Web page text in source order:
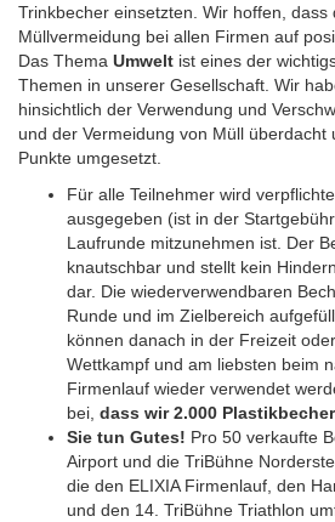
Trinkbecher einsetzten. Wir hoffen, dass
Müllvermeidung bei allen Firmen auf
Das Thema Umwelt ist eines der
Themen in unserer Gesellschaft. Wir
hinsichtlich der Verwendung und
und der Vermeidung von Müll überdacht
Punkte umgesetzt.
Für alle Teilnehmer wird
ausgegeben (ist in der
Laufrunde mitzunehmen ist. Der
knautschbar und stellt kein
dar. Die wiederverwendbaren
Runde und im Zielbereich
können danach in der Freizeit
Wettkampf und am liebsten beim
Firmenlauf wieder verwendet
bei, dass wir 2.000
Sie tun Gutes! Pro 50 verkaufte
Airport und die TriBühne
die den ELIXIA Firmenlauf, den
und den 14. TriBühne Triathlon